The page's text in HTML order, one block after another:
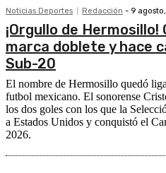
Noticias Deportes Redacción - 9
¡Orgullo de
marca doblete y hace
Sub-20
El nombre de Hermosillo quedó
futbol mexicano. El sonorense
los dos goles con los que la
a Estados Unidos y conquistó el
2026.